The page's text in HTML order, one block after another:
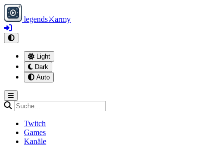
legends⚔army
Light
Dark
Auto
Twitch
Games
Kanäle